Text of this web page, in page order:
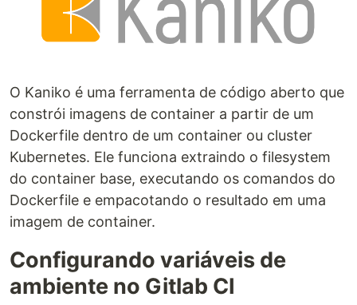
O Kaniko é uma ferramenta de código aberto que
constrói imagens de container a partir de um
Dockerfile dentro de um container ou cluster
Kubernetes. Ele funciona extraindo o filesystem
do container base, executando os comandos do
Dockerfile e empacotando o resultado em uma
imagem de container.
Configurando variáveis de
ambiente no Gitlab CI